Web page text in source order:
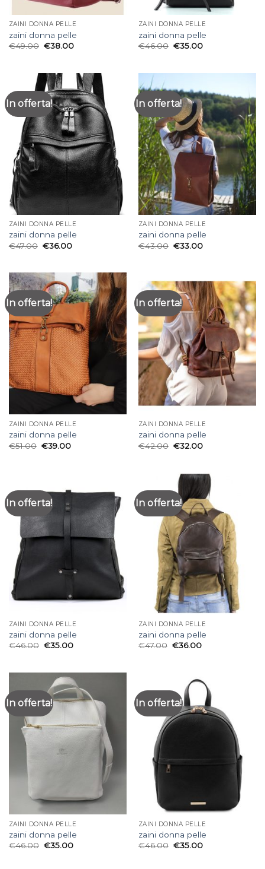
ZAINI DONNA PELLE
zaini donna pelle
€49.00 €38.00
ZAINI DONNA PELLE
zaini donna pelle
€46.00 €35.00
In offerta!
ZAINI DONNA PELLE
zaini donna pelle
€47.00 €36.00
In offerta!
ZAINI DONNA PELLE
zaini donna pelle
€43.00 €33.00
In offerta!
ZAINI DONNA PELLE
zaini donna pelle
€51.00 €39.00
In offerta!
ZAINI DONNA PELLE
zaini donna pelle
€42.00 €32.00
In offerta!
ZAINI DONNA PELLE
zaini donna pelle
€46.00 €35.00
In offerta!
ZAINI DONNA PELLE
zaini donna pelle
€47.00 €36.00
In offerta!
ZAINI DONNA PELLE
zaini donna pelle
€46.00 €35.00
In offerta!
ZAINI DONNA PELLE
zaini donna pelle
€46.00 €35.00